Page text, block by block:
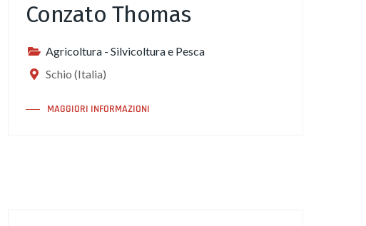
Conzato Thomas
Agricoltura - Silvicoltura e Pesca
Schio (Italia)
MAGGIORI INFORMAZIONI